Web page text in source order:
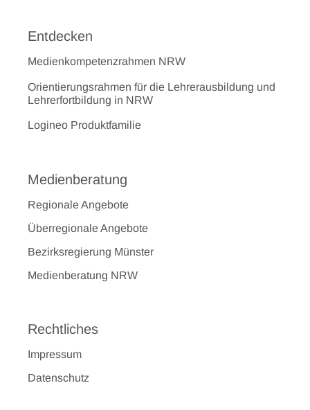
Entdecken
Medienkompetenzrahmen NRW
Orientierungsrahmen für die Lehrerausbildung und
Lehrerfortbildung in NRW
Logineo Produktfamilie
Medienberatung
Regionale Angebote
Überregionale Angebote
Bezirksregierung Münster
Medienberatung NRW
Rechtliches
Impressum
Datenschutz